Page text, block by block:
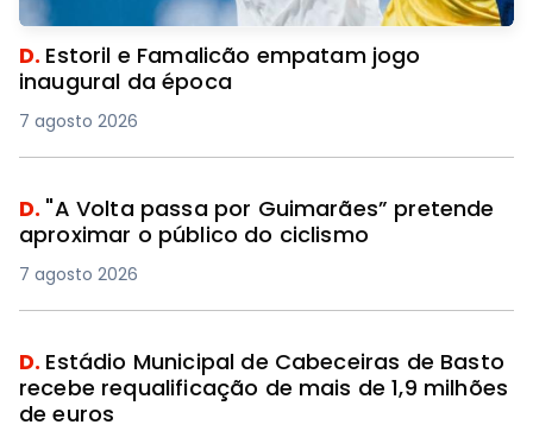
D. Estoril e Famalicão empatam jogo
inaugural da época
7 agosto 2026
D. "A Volta passa por Guimarães” pretende
aproximar o público do ciclismo
7 agosto 2026
D. Estádio Municipal de Cabeceiras de Basto
recebe requalificação de mais de 1,9 milhões
de euros